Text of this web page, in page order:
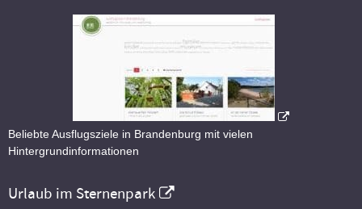
Beliebte Ausflugsziele in Brandenburg mit vielen
Hintergrundinformationen
Urlaub im Sternenpark